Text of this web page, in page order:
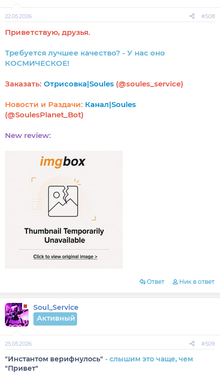
22.05.2026 #508
Приветствую, друзья.
Требуется лучшее качество? - У нас оно
КОСМИЧЕСКОЕ!
Заказать: Отрисовка|Soules (@soules_service)
Новости и Раздачи: Канал|Soules
(@SoulesPlanet_Bot)
New review:
Ответ Ник в ответ
Soul_Service
Активный
25.05.2026 #509
"Инстантом верифнулось" - слышим это чаще, чем
"Привет"